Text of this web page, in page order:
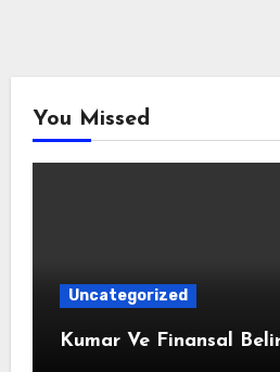
You Missed
Uncategorized
Kumar Ve Finansal